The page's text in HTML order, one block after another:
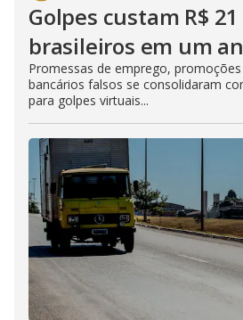
Golpes custam R$
brasileiros em um
Promessas de emprego,
bancários falsos se consolidaram
para golpes virtuais...